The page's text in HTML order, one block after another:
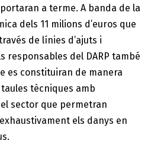
a terme. A banda de la
dels 11 milions d’euros que
de línies d’ajuts i
responsables del DARP també
es constituiran de manera
tècniques amb
sector que permetran
els danys en